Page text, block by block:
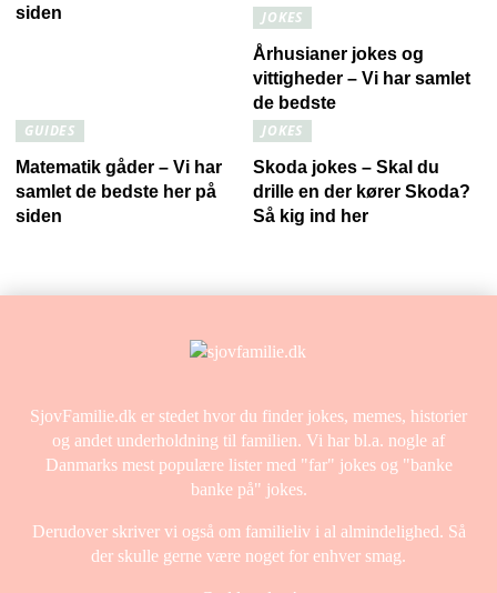
siden
JOKES
Århusianer jokes og
vittigheder – Vi har samlet
de bedste
GUIDES
Matematik gåder – Vi har
samlet de bedste her på
siden
JOKES
Skoda jokes – Skal du
drille en der kører Skoda?
Så kig ind her
SjovFamilie.dk er stedet hvor du finder jokes, memes, historier
og andet underholdning til familien. Vi har bl.a. nogle af
Danmarks mest populære lister med "far" jokes og "banke
banke på" jokes.
Derudover skriver vi også om familieliv i al almindelighed. Så
der skulle gerne være noget for enhver smag.